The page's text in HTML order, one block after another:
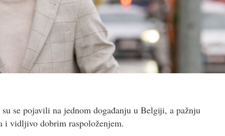
su se pojavili na jednom događanju u Belgiji, a pažnju
vidljivo dobrim raspoloženjem.